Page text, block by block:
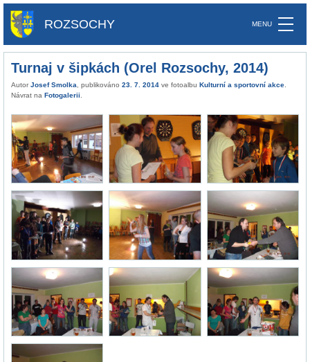
ROZSOCHY
Turnaj v šipkách (Orel Rozsochy, 2014)
Autor Josef Smolka , publikováno 23. 7. 2014 ve fotoalbu Kulturní a sportovní akce
Návrat na Fotogalerii